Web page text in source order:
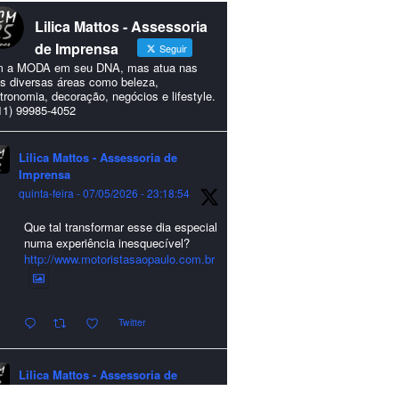
Lilica Mattos - Assessoria
de Imprensa
Seguir
a MODA em seu DNA, mas atua nas
diversas áreas como beleza,
decoração, negócios e lifestyle.
99985-4052
Lilica Mattos - Assessoria de
Imprensa
quinta-feira - 07/05/2026 - 23:18:54
Que tal transformar esse dia especial
numa experiência inesquecível?
http://www.motoristasaopaulo.com.br
Twitter
Lilica Mattos - Assessoria de